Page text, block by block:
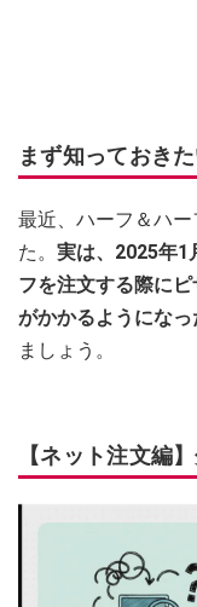
まず知っておき
最近、ハーフ＆ハ
た。 実は、2025年1
フを注文する際に
がかかるようになっ
ましょう。
【ネット注文編